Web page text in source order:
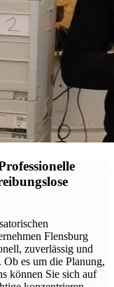
Flensburg
zuverlässig und
es um die Planung,
können Sie sich auf